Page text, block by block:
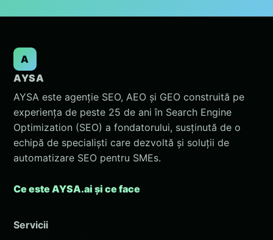
A
AYSA
AYSA este agenție SEO, AEO și GEO construită pe
experiența de peste 25 de ani în Search Engine
Optimization (SEO) a fondatorului, susținută de o
echipă de specialiști care dezvoltă și soluții de
automatizare SEO pentru SMEs.
Ce este AYSA.ai și ce face
Servicii